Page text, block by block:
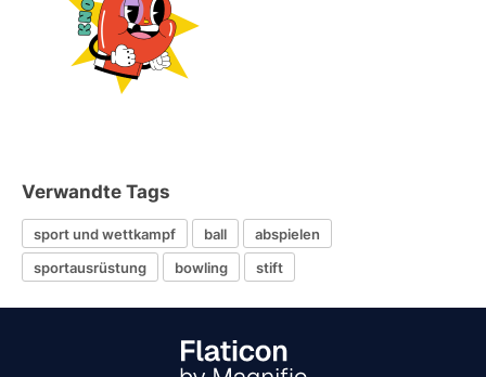
Verwandte Tags
sport und wettkampf ball
abspielen
sportausrüstung
bowling stift